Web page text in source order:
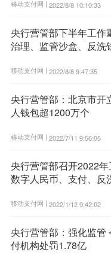
移动支付网 | 2022/8/8 10:10:33
央行营管部下半年工作
治理、监管沙盒、反洗
移动支付网 | 2022/8/8 9:47:35
央行营管部：北京市开
人钱包超1200万个
移动支付网 | 2022/7/11 9:56:05
央行营管部召开2022年
数字人民币、支付、反
移动支付网 | 2022/1/12 9:42:02
央行营管部：强化监管
付机构处罚1.78亿